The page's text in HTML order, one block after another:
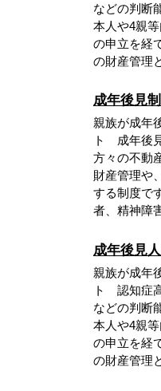
などの判断
本人や4親
の申立を経
の財産管理
成年後見
親族が成年
ト 成年後
方々の不動
財産管理や
する制度で
者、精神障
成年後見
親族が成年
ト 認知症
などの判断
本人や4親
の申立を経
の財産管理